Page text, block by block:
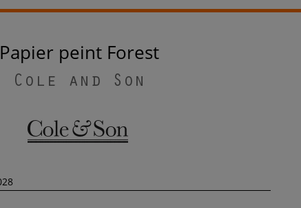
Papier peint Forest
Cole and Son